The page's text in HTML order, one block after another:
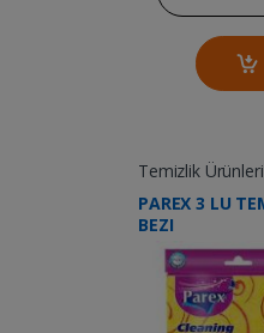
Temizlik Ürünleri
PAREX 3 LU
BEZI